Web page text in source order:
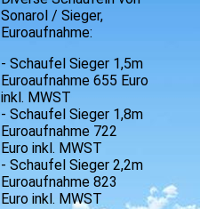
Sonarol / Sieger,
Euroaufnahme:
- Schaufel Sieger 1,5m
Euroaufnahme 655 Euro
inkl. MWST
- Schaufel Sieger 1,8m
Euroaufnahme 722
Euro inkl. MWST
- Schaufel Sieger 2,2m
Euroaufnahme 823
Euro inkl. MWST